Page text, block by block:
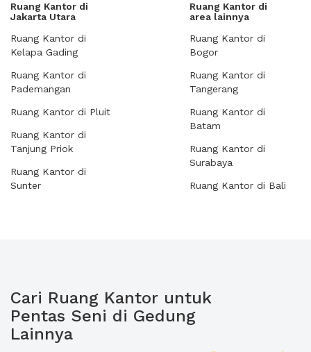
Ruang Kantor di
Jakarta Utara
Ruang Kantor di
Kelapa Gading
Ruang Kantor di
Pademangan
Ruang Kantor di Pluit
Ruang Kantor di
Tanjung Priok
Ruang Kantor di
Sunter
Ruang Kantor di
area lainnya
Ruang Kantor di
Bogor
Ruang Kantor di
Tangerang
Ruang Kantor di
Batam
Ruang Kantor di
Surabaya
Ruang Kantor di Bali
Cari Ruang Kantor untuk
Pentas Seni di Gedung
Lainnya